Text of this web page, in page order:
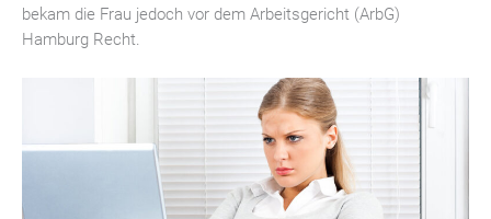
bekam die Frau jedoch vor dem Arbeitsgericht (ArbG)
Hamburg Recht.